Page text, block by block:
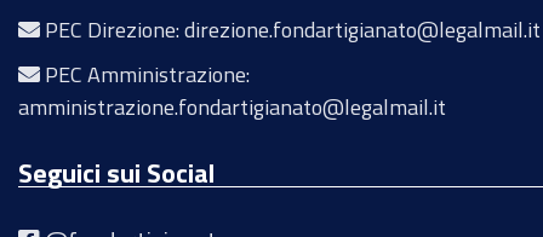
PEC Direzione: direzione.fondartigianato@legalmail.it
PEC Amministrazione:
amministrazione.fondartigianato@legalmail.it
Seguici sui Social